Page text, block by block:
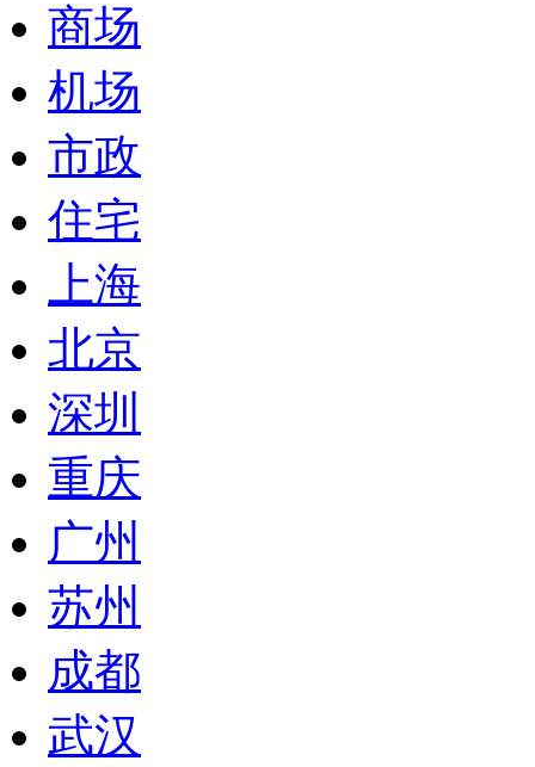
商场
机场
市政
住宅
上海
北京
深圳
重庆
广州
苏州
成都
武汉